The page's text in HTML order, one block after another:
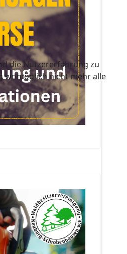
die Nutzererfahrung zu
womöglich nicht mehr alle